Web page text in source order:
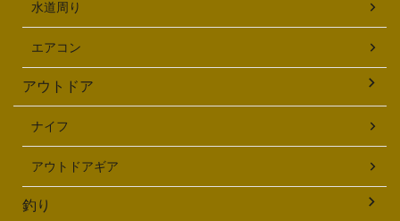
水道周り
エアコン
アウトドア
ナイフ
アウトドアギア
釣り